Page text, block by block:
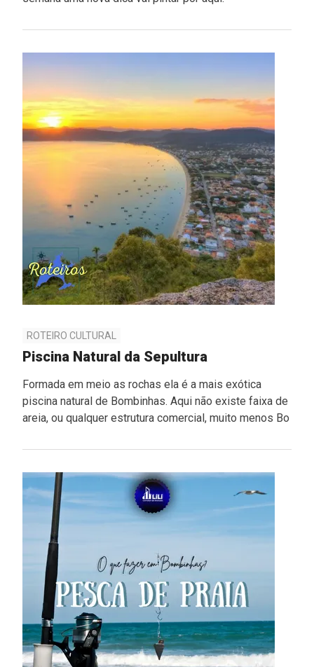
ROTEIRO CULTURAL
Piscina Natural da Sepultura
Formada em meio as rochas ela é a mais exótica
piscina natural de Bombinhas. Aqui não existe faixa de
areia, ou qualquer estrutura comercial, muito menos Bo